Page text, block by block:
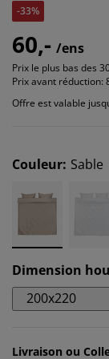
-33%
60,- /ens
Prix le plus bas des
Prix avant réduction:
Offre est valable
Couleur: Sable
Dimension
200x220
Livraison ou